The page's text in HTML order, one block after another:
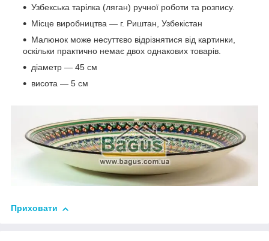
Узбекська тарілка (ляган) ручної роботи та розпису.
Місце виробництва — г. Риштан, Узбекістан
Малюнок може несуттєво відрізнятися від картинки,
оскільки практично немає двох однакових товарів.
діаметр — 45 см
висота — 5 см
Приховати